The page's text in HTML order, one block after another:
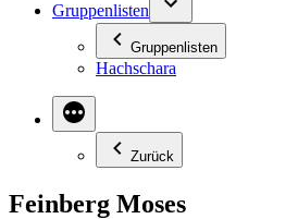
Gruppenlisten
Gruppenlisten
Hachschara
Zurück
Feinberg Moses